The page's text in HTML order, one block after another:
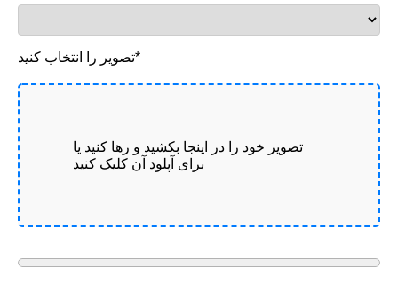
تصویر را انتخاب کنید*
تصویر خود را در اینجا بکشید و رها کنید یا
برای آپلود آن کلیک کنید